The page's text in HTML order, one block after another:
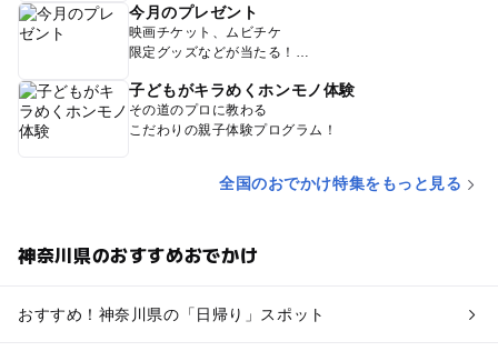
今月のプレゼント
映画チケット、ムビチケ
限定グッズなどが当たる！
子どもがキラめくホンモノ体験
その道のプロに教わる
こだわりの親子体験プログラム！
全国のおでかけ特集をもっと見る
神奈川県のおすすめおでかけ
おすすめ！神奈川県の「日帰り」スポット